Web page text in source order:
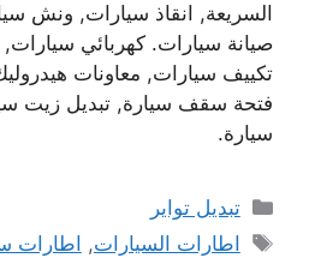
السريعة, انقاذ سيارات, ونش
صيانة سيارات. كهربائي
تكييف سيارات, معاونات
فتحة سقف سيارة, تبديل زيت
سيارة.
التصنيفات
تبديل تواير
الوسوم
اطارات السيارات, اطارات